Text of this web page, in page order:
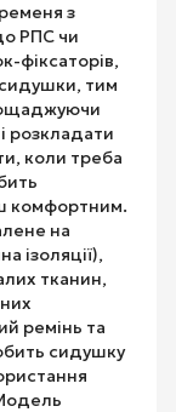
з
РПС чи
фіксаторів,
тим
розкладати
коли треба
комфортним.
на
ізоляції),
тканин,
ремінь та
сидушку